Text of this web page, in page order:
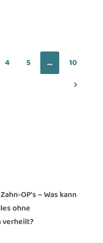
4 5 …
10
Weiter
OP’s – Was kann
ohne
verheilt?